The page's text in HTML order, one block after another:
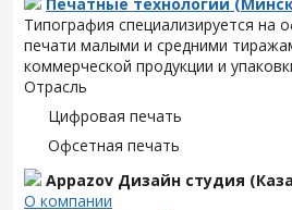
Типография специализируется на
печати малыми и средними
коммерческой продукции и
Отрасль
Цифровая печать
Офсетная печать
Appazov Дизайн студия
О компании